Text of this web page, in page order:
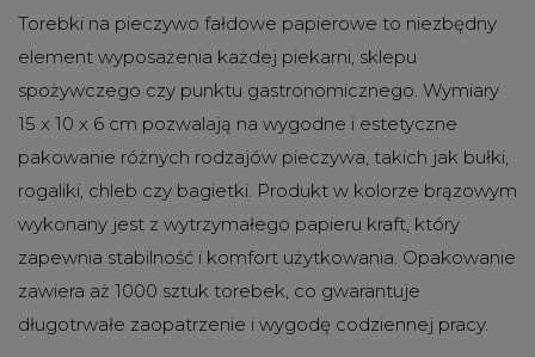
Torebki na pieczywo fałdowe papierowe to niezbędny
element wyposażenia każdej piekarni, sklepu
spożywczego czy punktu gastronomicznego. Wymiary
15 x 10 x 6 cm pozwalają na wygodne i estetyczne
pakowanie różnych rodzajów pieczywa, takich jak bułki,
rogaliki, chleb czy bagietki. Produkt w kolorze brązowym
wykonany jest z wytrzymałego papieru kraft, który
zapewnia stabilność i komfort użytkowania. Opakowanie
zawiera aż 1000 sztuk torebek, co gwarantuje
długotrwałe zaopatrzenie i wygodę codziennej pracy.